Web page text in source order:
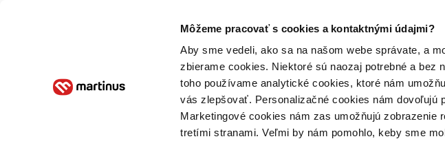
Môžeme pracovať s cookies a kontaktnými údajmi?
Aby sme vedeli, ako sa na našom webe správate, a
zbierame cookies. Niektoré sú naozaj potrebné a bez
toho používame analytické cookies, ktoré nám
vás zlepšovať. Personalizačné cookies nám dovoľujú
Marketingové cookies nám zas umožňujú zobrazenie
tretími stranami. Veľmi by nám pomohlo, keby sme
Poukážky Kontakt